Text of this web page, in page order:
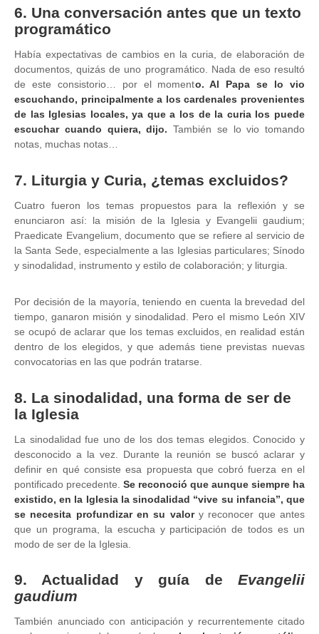
6. Una conversación antes que un texto
programático
Había expectativas de cambios en la curia, de elaboración de
documentos, quizás de uno programático. Nada de eso resultó
de este consistorio… por el momento. Al Papa se lo vio
escuchando, principalmente a los cardenales provenientes
de las Iglesias locales, ya que a los de la curia los puede
escuchar cuando quiera, dijo. También se lo vio tomando
notas, muchas notas…
7. Liturgia y Curia, ¿temas excluidos?
Cuatro fueron los temas propuestos para la reflexión y se
enunciaron así: la misión de la Iglesia y Evangelii gaudium;
Praedicate Evangelium, documento que se refiere al servicio de
la Santa Sede, especialmente a las Iglesias particulares; Sínodo
y sinodalidad, instrumento y estilo de colaboración; y liturgia.
Por decisión de la mayoría, teniendo en cuenta la brevedad del
tiempo, ganaron misión y sinodalidad. Pero el mismo León XIV
se ocupó de aclarar que los temas excluidos, en realidad están
dentro de los elegidos, y que además tiene previstas nuevas
convocatorias en las que podrán tratarse.
8. La sinodalidad, una forma de ser de
la Iglesia
La sinodalidad fue uno de los dos temas elegidos. Conocido y
desconocido a la vez. Durante la reunión se buscó aclarar y
definir en qué consiste esa propuesta que cobró fuerza en el
pontificado precedente. Se reconoció que aunque siempre ha
existido, en la Iglesia la sinodalidad “vive su infancia”, que
se necesita profundizar en su valor y reconocer que antes
que un programa, la escucha y participación de todos es un
modo de ser de la Iglesia.
9. Actualidad y guía de Evangelii
gaudium
También anunciado con anticipación y recurrentemente citado